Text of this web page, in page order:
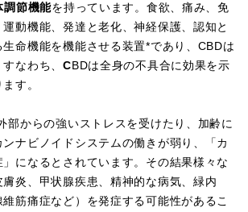
調節機能を持っています。食欲、痛み、免
動機能、発達と老化、神経保護、認知と
命機能を機能させる装置*であり、CBDは
すなわち、CBDは全身の不具合に効果を示
す。
部からの強いストレスを受けたり、加齢に
ナビノイドシステムの働きが弱り、「カ
になるとされています。その結果様々な
炎、甲状腺疾患、精神的な病気、緑内
筋痛症など）を発症する可能性があるこ